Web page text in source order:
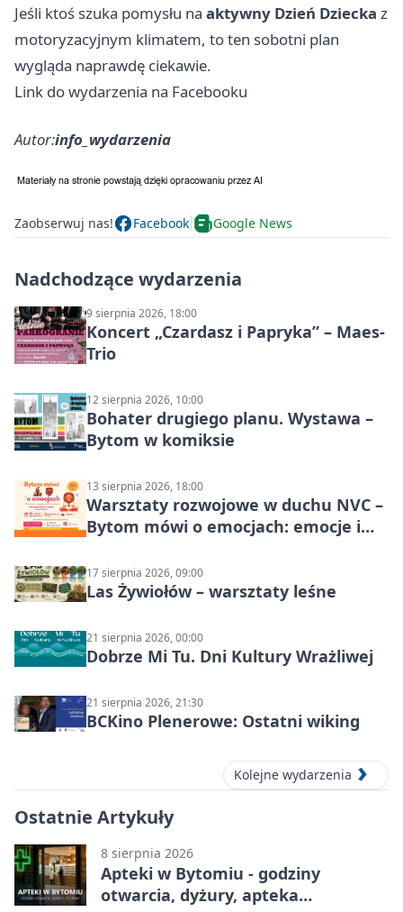
Jeśli ktoś szuka pomysłu na aktywny Dzień Dziecka z
motoryzacyjnym klimatem, to ten sobotni plan
wygląda naprawdę ciekawie.
Link do wydarzenia na Facebooku
Autor:info_wydarzenia
Zaobserwuj nas! Facebook Google News
Nadchodzące wydarzenia
9 sierpnia 2026, 18:00
Koncert „Czardasz i Papryka” – Maes-
Trio
12 sierpnia 2026, 10:00
Bohater drugiego planu. Wystawa –
Bytom w komiksie
13 sierpnia 2026, 18:00
Warsztaty rozwojowe w duchu NVC –
Bytom mówi o emocjach: emocje i
17 sierpnia 2026, 09:00
Las Żywiołów – warsztaty leśne
21 sierpnia 2026, 00:00
Dobrze Mi Tu. Dni Kultury Wrażliwej
21 sierpnia 2026, 21:30
BCKino Plenerowe: Ostatni wiking
Kolejne wydarzenia
Ostatnie Artykuły
8 sierpnia 2026
Apteki w Bytomiu - godziny
otwarcia, dyżury, apteka